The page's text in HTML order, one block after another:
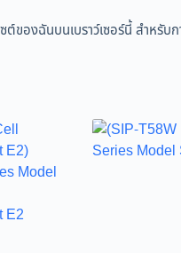
ต์ของฉันบนเบราว์เซอร์นี้ สำหรับ